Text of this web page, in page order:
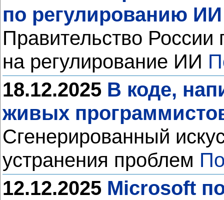
по регулированию ИИ
Правительство
на регулирование ИИ
18.12.2025 В коде,
живых
Сгенерированный
устранения проблем
12.12.2025 Microsoft